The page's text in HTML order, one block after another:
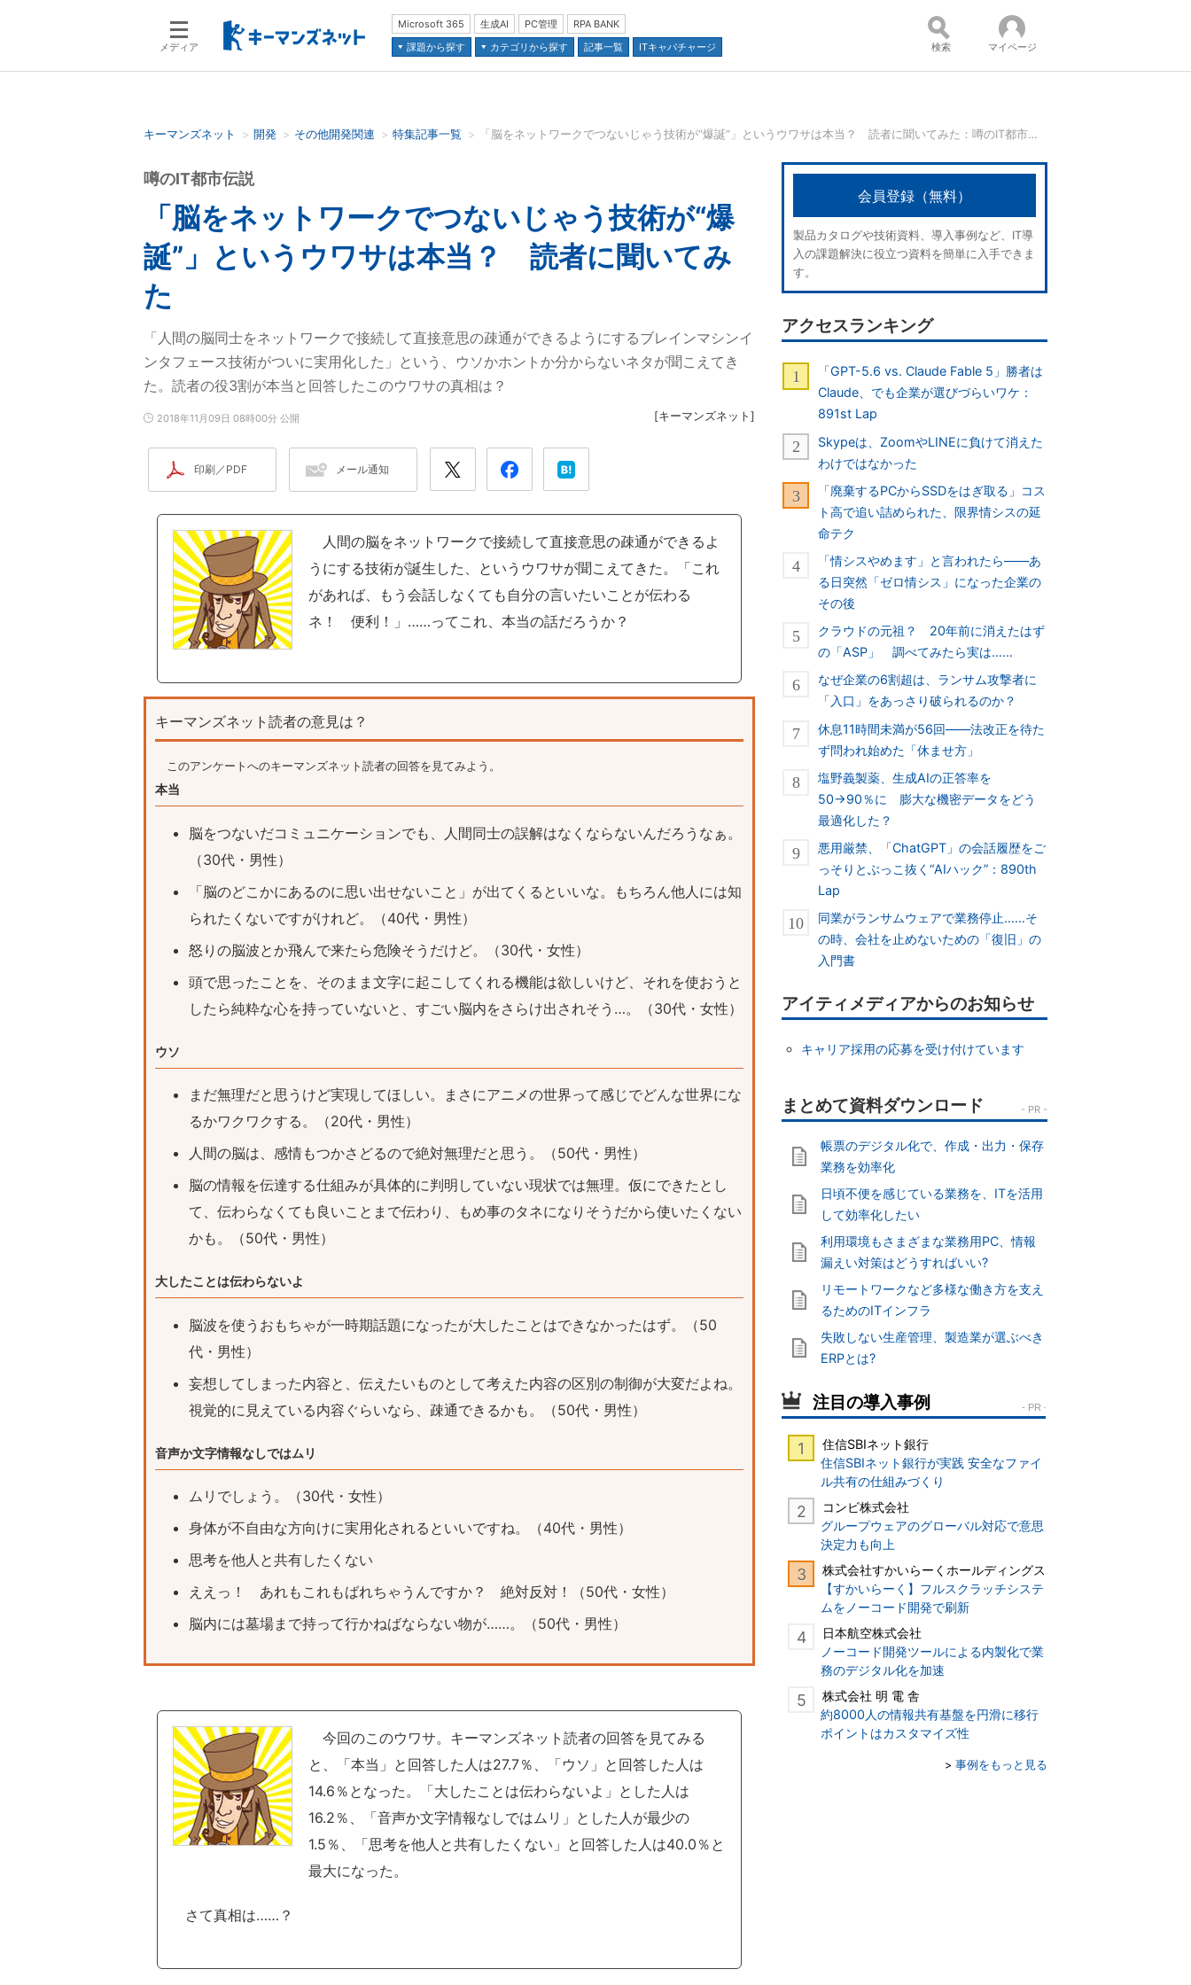
メディア
Microsoft 365 生成AI PC管理
RPA BANK
課題から探す
カテゴリから探す 記事一覧 ITキャパチャージ
検索語を入力してください コンテンツ：
並び順：
検索 マイページ
キーマンズネット 開発 その他開発関連 特集記事一覧 「脳をネットワークでつないじゃう技術が“爆誕”」というウワサは本当？ 読者に聞いてみた：噂のIT都市伝説
「脳をネットワークでつないじゃう技術が“爆
誕”」というウワサは本当？ 読者に聞いてみ
た
噂のIT都市伝説
「人間の脳同士をネットワークで接続して直接意思の疎通ができるようにするブレインマシンイ
ンタフェース技術がついに実用化した」という、ウソかホントか分からないネタが聞こえてき
た。読者の役3割が本当と回答したこのウワサの真相は？
2018年11月09日 08時00分 公開 [キーマンズネット ]
印刷／PDF メール通知
人間の脳をネットワークで接続して直接意思の疎通ができるよ
うにする技術が誕生した、というウワサが聞こえてきた。「これ
があれば、もう会話しなくても自分の言いたいことが伝わる
ネ！ 便利！」……ってこれ、本当の話だろうか？
キーマンズネット読者の意見は？
このアンケートへのキーマンズネット読者の回答を見てみよう。
本当
脳をつないだコミュニケーションでも、人間同士の誤解はなくならないんだろうなぁ。
（30代・男性）
「脳のどこかにあるのに思い出せないこと」が出てくるといいな。もちろん他人には知
られたくないですがけれど。（40代・男性）
怒りの脳波とか飛んで来たら危険そうだけど。（30代・女性）
頭で思ったことを、そのまま文字に起こしてくれる機能は欲しいけど、それを使おうと
したら純粋な心を持っていないと、すごい脳内をさらけ出されそう…。（30代・女性）
ウソ
まだ無理だと思うけど実現してほしい。まさにアニメの世界って感じでどんな世界にな
るかワクワクする。（20代・男性）
人間の脳は、感情もつかさどるので絶対無理だと思う。（50代・男性）
脳の情報を伝達する仕組みが具体的に判明していない現状では無理。仮にできたとし
て、伝わらなくても良いことまで伝わり、もめ事のタネになりそうだから使いたくない
かも。（50代・男性）
大したことは伝わらないよ
脳波を使うおもちゃが一時期話題になったが大したことはできなかったはず。（50
代・男性）
妄想してしまった内容と、伝えたいものとして考えた内容の区別の制御が大変だよね。
視覚的に見えている内容ぐらいなら、疎通できるかも。（50代・男性）
音声か文字情報なしではムリ
ムリでしょう。（30代・女性）
身体が不自由な方向けに実用化されるといいですね。（40代・男性）
思考を他人と共有したくない
ええっ！ あれもこれもばれちゃうんですか？ 絶対反対！（50代・女性）
脳内には墓場まで持って行かねばならない物が……。（50代・男性）
今回のこのウワサ。キーマンズネット読者の回答を見てみる
と、「本当」と回答した人は27.7％、「ウソ」と回答した人は
14.6％となった。「大したことは伝わらないよ」とした人は
16.2％、「音声か文字情報なしではムリ」とした人が最少の
1.5％、「思考を他人と共有したくない」と回答した人は40.0％と
最大になった。
さて真相は……？
会員登録（無料）
製品カタログや技術資料、導入事例など、IT導
入の課題解決に役立つ資料を簡単に入手できま
す。
アクセスランキング
「GPT-5.6 vs. Claude Fable 5」勝者は
Claude、でも企業が選びづらいワケ：
891st Lap
Skypeは、ZoomやLINEに負けて消えた
わけではなかった
「廃棄するPCからSSDをはぎ取る」コス
ト高で追い詰められた、限界情シスの延
命テク
「情シスやめます」と言われたら――あ
る日突然「ゼロ情シス」になった企業の
その後
クラウドの元祖？ 20年前に消えたはず
の「ASP」 調べてみたら実は……
なぜ企業の6割超は、ランサム攻撃者に
「入口」をあっさり破られるのか？
休息11時間未満が56回――法改正を待た
ず問われ始めた「休ませ方」
塩野義製薬、生成AIの正答率を
50→90％に 膨大な機密データをどう
最適化した？
悪用厳禁、「ChatGPT」の会話履歴をご
っそりとぶっこ抜く“AIハック”：890th
Lap
同業がランサムウェアで業務停止……そ
の時、会社を止めないための「復旧」の
入門書
アイティメディアからのお知らせ
キャリア採用の応募を受け付けています
帳票のデジタル化で、作成・出力・保存
業務を効率化
日頃不便を感じている業務を、ITを活用
して効率化したい
利用環境もさまざまな業務用PC、情報
漏えい対策はどうすればいい?
リモートワークなど多様な働き方を支え
るためのITインフラ
失敗しない生産管理、製造業が選ぶべき
ERPとは?